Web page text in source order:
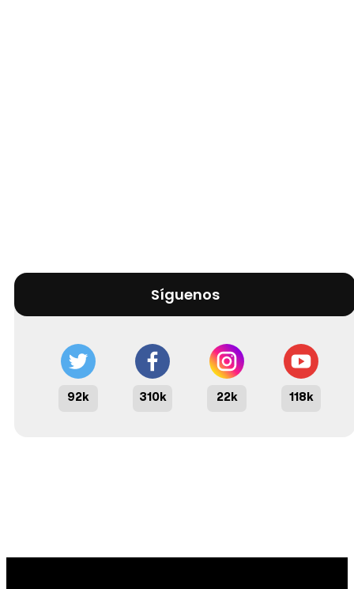
Síguenos
92k 310k 22k 118k